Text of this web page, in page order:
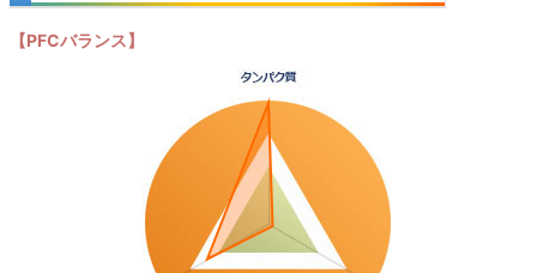
【PFCバランス】